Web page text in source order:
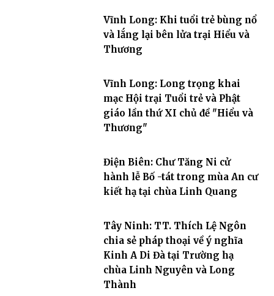
Vĩnh Long: Khi tuổi trẻ bùng nổ
và lắng lại bên lửa trại Hiểu và
Thương
Vĩnh Long: Long trọng khai
mạc Hội trại Tuổi trẻ và Phật
giáo lần thứ XI chủ đề "Hiểu và
Thương"
Điện Biên: Chư Tăng Ni cử
hành lễ Bố -tát trong mùa An cư
kiết hạ tại chùa Linh Quang
Tây Ninh: TT. Thích Lệ Ngôn
chia sẻ pháp thoại về ý nghĩa
Kinh A Di Đà tại Trường hạ
chùa Linh Nguyên và Long
Thành